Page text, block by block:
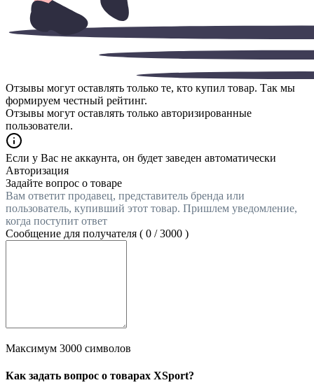
Отзывы могут оставлять только те, кто купил товар. Так мы
формируем честный рейтинг.
Отзывы могут оставлять только авторизированные
пользователи.
Если у Вас не аккаунта, он будет заведен автоматически
Авторизация
Задайте вопрос о товаре
Вам ответит продавец, представитель бренда или
пользователь, купивший этот товар. Пришлем уведомление,
когда поступит ответ
Сообщение для получателя ( 0 /3000 )
Максимум 3000 символов
Как задать вопрос о товарах XSport?